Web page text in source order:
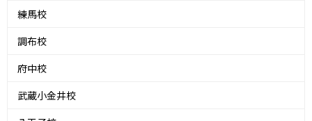
練馬校
調布校
府中校
武蔵小金井校